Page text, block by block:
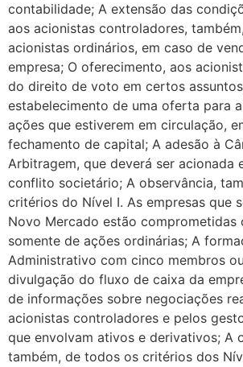
contabilidade; A extensão das
aos acionistas controladores,
acionistas ordinários, em caso de
empresa; O oferecimento, aos
do direito de voto em certos
estabelecimento de uma oferta para
ações que estiverem em circulação,
fechamento de capital; A adesão à
Arbitragem, que deverá ser acionada
conflito societário; A observância,
critérios do Nível I. As empresas que
Novo Mercado estão comprometidas
somente de ações ordinárias; A
Administrativo com cinco membros
divulgação do fluxo de caixa da
de informações sobre negociações
acionistas controladores e pelos
que envolvam ativos e derivativos; A
também, de todos os critérios dos